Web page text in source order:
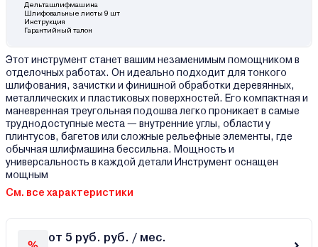
Дельташлифмашина
Шлифовальные листы 9 шт
Инструкция
Гарантийный талон
Этот инструмент станет вашим незаменимым помощником в
отделочных работах. Он идеально подходит для тонкого
шлифования, зачистки и финишной обработки деревянных,
металлических и пластиковых поверхностей. Его компактная и
маневренная треугольная подошва легко проникает в самые
труднодоступные места — внутренние углы, области у
плинтусов, багетов или сложные рельефные элементы, где
обычная шлифмашина бессильна. Мощность и
универсальность в каждой детали Инструмент оснащен
мощным
См. все характеристики
от 5 руб. руб. / мес.